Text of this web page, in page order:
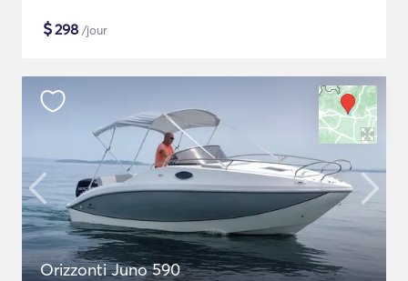
$298 /jour
Orizzonti Juno 590